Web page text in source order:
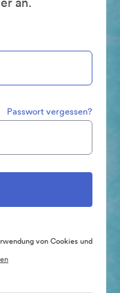
Passwort vergessen?
von Cookies und